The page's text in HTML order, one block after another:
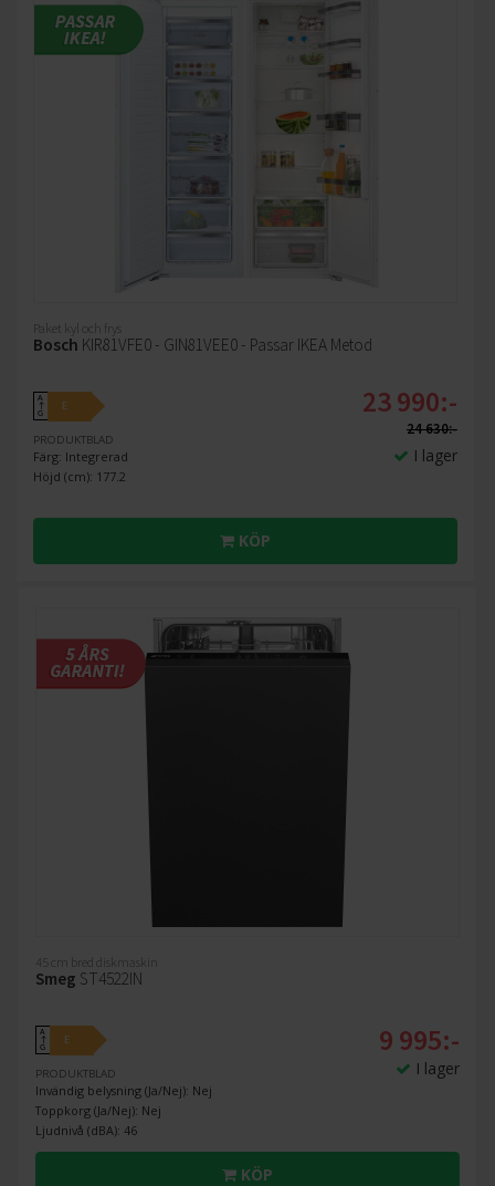
Paket kyl och frys
Bosch KIR81VFE0 - GIN81VEE0 - Passar IKEA Metod
A
↑
G
E
PRODUKTBLAD
Färg: Integrerad
Höjd (cm): 177.2
23 990:-
24 630:-
I lager
KÖP
45 cm bred diskmaskin
Smeg ST4522IN
A
↑
G
E
PRODUKTBLAD
Invändig belysning (Ja/Nej): Nej
Toppkorg (Ja/Nej): Nej
Ljudnivå (dBA): 46
9 995:-
I lager
KÖP